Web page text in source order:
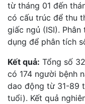
từ tháng 01 đến
có cấu trúc để thu
giấc ngủ (ISI).
dụng để phân tích
Kết quả: Tổng số
có 174 người bệnh
dao động từ 31-89
tuổi). Kết quả